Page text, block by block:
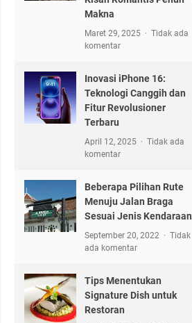
Makna
Maret 29, 2025
Tidak ada
komentar
Inovasi iPhone 16:
Teknologi Canggih dan
Fitur Revolusioner
Terbaru
April 12, 2025
Tidak ada
komentar
Beberapa Pilihan Rute
Menuju Jalan Braga
Sesuai Jenis Kendaraan
September 20, 2022
Tidak
ada komentar
Tips Menentukan
Signature Dish untuk
Restoran